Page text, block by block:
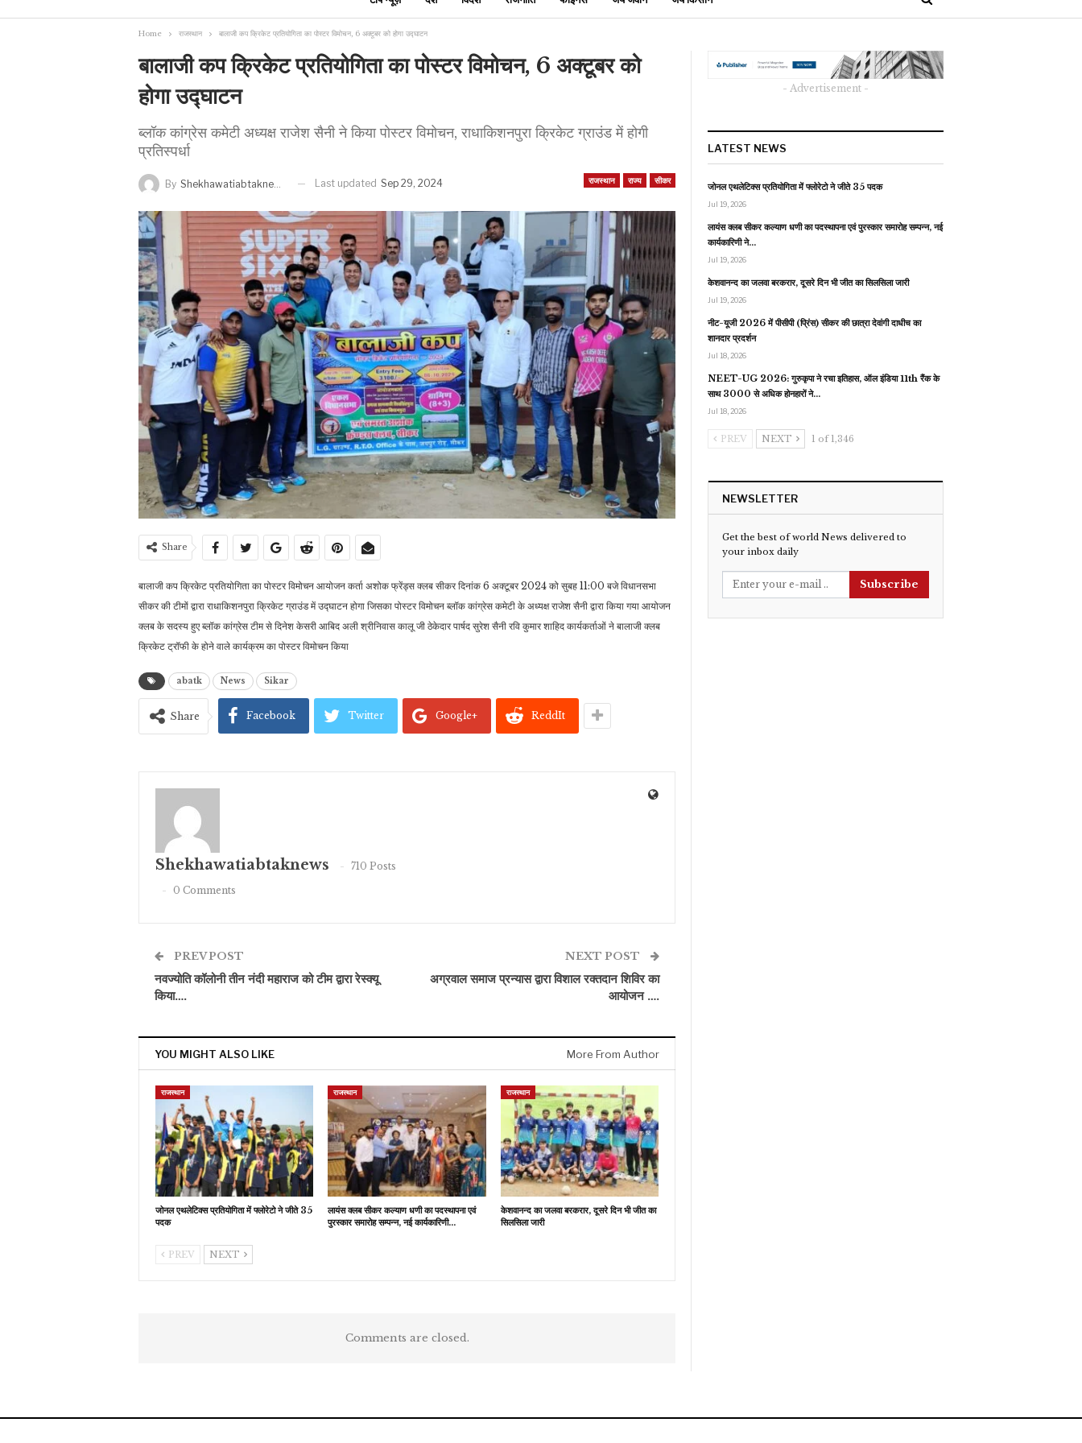
Home राजस्थान बालाजी कप क्रिकेट प्रतियोगिता का पोस्टर विमोचन, 6 अक्टूबर को होगा उद्घाटन
बालाजी कप क्रिकेट प्रतियोगिता का पोस्टर विमोचन, 6 अक्टूबर को
होगा उद्घाटन
ब्लॉक कांग्रेस कमेटी अध्यक्ष राजेश सैनी ने किया पोस्टर विमोचन, राधाकिशनपुरा क्रिकेट ग्राउंड में होगी
प्रतिस्पर्धा
राजस्थान राज्य सीकर
By Shekhawatiabtaknews Last updated Sep 29, 2024
Share
बालाजी कप क्रिकेट प्रतियोगिता का पोस्टर विमोचन आयोजन कर्ता अशोक फ्रेंड्स क्लब सीकर दिनांक 6 अक्टूबर 2024 को सुबह 11:00 बजे विधानसभा
सीकर की टीमों द्वारा राधाकिशनपुरा क्रिकेट ग्राउंड में उद्घाटन होगा जिसका पोस्टर विमोचन ब्लॉक कांग्रेस कमेटी के अध्यक्ष राजेश सैनी द्वारा किया गया आयोजन
क्लब के सदस्य हुए ब्लॉक कांग्रेस टीम से दिनेश केसरी आबिद अली श्रीनिवास कालू जी ठेकेदार पार्षद सुरेश सैनी रवि कुमार शाहिद कार्यकर्ताओं ने बालाजी क्लब
क्रिकेट ट्रॉफी के होने वाले कार्यक्रम का पोस्टर विमोचन किया
abatk News Sikar
Share Facebook Twitter Google+ ReddIt
Shekhawatiabtaknews
710 Posts
0 Comments
PREV POST
नवज्योति कॉलोनी तीन नंदी महाराज को टीम द्वारा रेस्क्यू
किया….
NEXT POST
अग्रवाल समाज प्रन्यास द्वारा विशाल रक्तदान शिविर का
आयोजन ….
YOU MIGHT ALSO LIKE More From Author
राजस्थान
जोनल एथलेटिक्स प्रतियोगिता में फ्लोरेटो ने जीते 35
पदक
राजस्थान
लायंस क्लब सीकर कल्याण धणी का पदस्थापना एवं
पुरस्कार समारोह सम्पन्न, नई कार्यकारिणी…
राजस्थान
केशवानन्द का जलवा बरकरार, दूसरे दिन भी जीत का
सिलसिला जारी
PREV NEXT
Comments are closed.
- Advertisement -
LATEST NEWS
जोनल एथलेटिक्स प्रतियोगिता में फ्लोरेटो ने जीते 35 पदक
Jul 19, 2026
लायंस क्लब सीकर कल्याण धणी का पदस्थापना एवं पुरस्कार समारोह सम्पन्न, नई
कार्यकारिणी ने…
Jul 19, 2026
केशवानन्द का जलवा बरकरार, दूसरे दिन भी जीत का सिलसिला जारी
Jul 19, 2026
नीट-यूजी 2026 में पीसीपी (प्रिंस) सीकर की छात्रा देवांगी दाधीच का
शानदार प्रदर्शन
Jul 18, 2026
NEET-UG 2026: गुरुकृपा ने रचा इतिहास, ऑल इंडिया 11th रैंक के
साथ 3000 से अधिक होनहारों ने…
Jul 18, 2026
PREV NEXT 1 of 1,346
NEWSLETTER
Get the best of world News delivered to
your inbox daily
Subscribe